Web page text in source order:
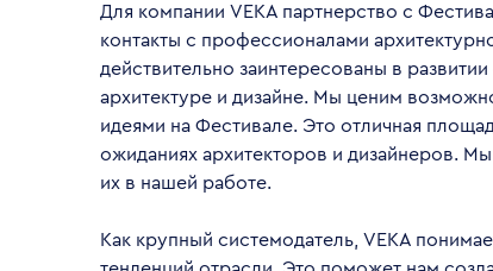
Для компании VEKA партнерство с
контакты с профессионалами
действительно заинтересованы в
архитектуре и дизайне. Мы ценим
идеями на Фестивале. Это отличная
ожиданиях архитекторов и дизайнеров.
их в нашей работе.
Как крупный системодатель, VEKA